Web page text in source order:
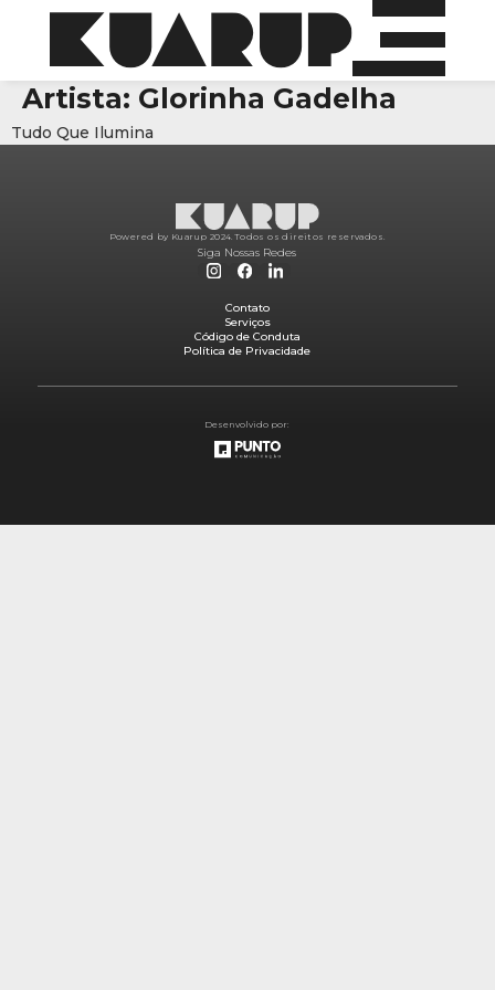
Artista: Glorinha Gadelha
Tudo Que Ilumina
Powered by Kuarup 2024. Todos os direitos reservados.
Siga Nossas Redes
Contato
Serviços
Código de Conduta
Política de Privacidade
Desenvolvido por: